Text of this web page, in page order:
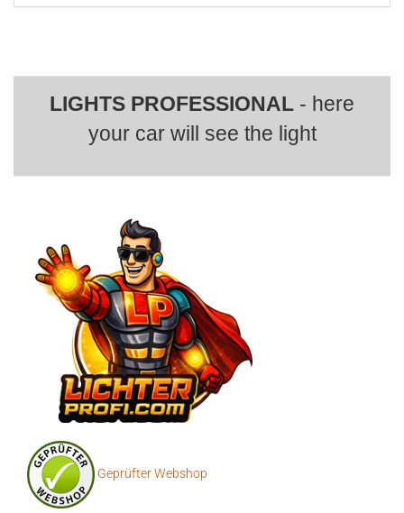
LIGHTS PROFESSIONAL - here
your car will see the light
Geprüfter Webshop